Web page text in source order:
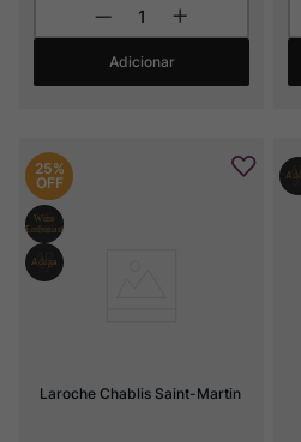
Adicionar
25%
OFF
Laroche Chablis Saint-Martin